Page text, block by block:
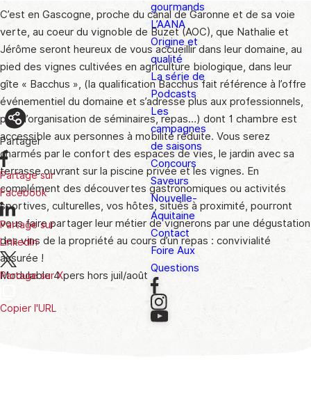
gourmands
L’AANA
Origine et
qualité
La série de
Podcasts
Les
campagnes
de saisons
Concours
Saveurs
Nouvelle-
Aquitaine
Contact
Foire Aux
Questions
C’est en Gascogne, proche du canal de Garonne et de sa voie
verte, au coeur du vignoble de Buzet (AOC), que Nathalie et
Jérôme seront heureux de vous accueillir dans leur domaine, au
pied des vignes cultivées en agriculture biologique, dans leur
gîte « Bacchus », (la qualification Bacchus fait référence à l’offre
événementiel du domaine et s’adresse plus aux professionnels,
pour l’organisation de séminaires, repas…) dont 1 chambre est
accessible aux personnes à mobilité réduite. Vous serez
charmés par le confort des espaces de vies, le jardin avec sa
terrasse ouvrant sur la piscine privée et les vignes. En
complément des découvertes gastronomiques ou activités
sportives, culturelles, vos hôtes, situés à proximité, pourront
vous faire partager leur métier de vignerons par une dégustation
des vins de la propriété au cours d’un repas : convivialité
assurée !
Modulable 4 pers hors juil/août
Partager
Partage sur
Facebook
Partage sur
LinkedIn
Partage sur X
Copier l'URL